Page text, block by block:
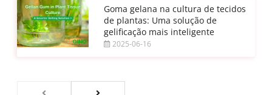
Goma gelana na cultura de tecidos
de plantas: Uma solução de
gelificação mais inteligente
2025-06-16